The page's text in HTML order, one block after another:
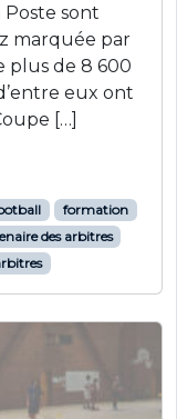
Poste sont
marquée par
plus de 8 600
eux ont
[…]
formation
des arbitres